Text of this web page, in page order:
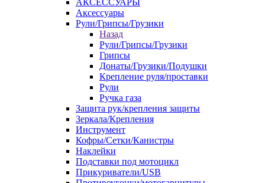
АКСЕССУАРЫ
Аксессуары
Рули/Грипсы/Грузики
Назад
Рули/Грипсы/Грузики
Грипсы
Донаты/Грузики/Подушки
Крепление руля/проставки
Рули
Ручка газа
Защита рук/крепления защиты
Зеркала/Крепления
Инструмент
Кофры/Сетки/Канистры
Наклейки
Подставки под мотоцикл
Прикуриватели/USB